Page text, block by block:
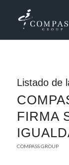
Listado de
FIRMA
COMPASS GROUP